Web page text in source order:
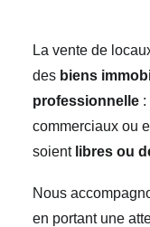
La vente de
des biens
professionnelle :
commerciaux ou
soient libres ou
Nous
en portant une